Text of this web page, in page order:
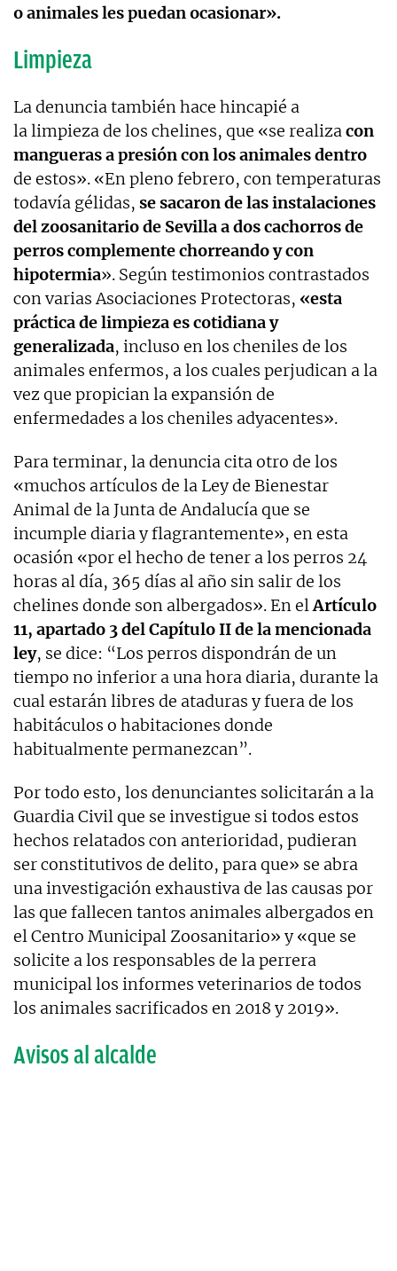
o animales les puedan ocasionar».
Limpieza
La denuncia también hace hincapié a
la limpieza de los chelines, que «se realizacon
mangueras a presión con los animales dentro
de estos». «En pleno febrero, con temperaturas
todavía gélidas, se sacaron de las instalaciones
del zoosanitario de Sevilla a dos cachorros de
perros complemente chorreando y con
hipotermia». Según testimonios contrastados
con varias Asociaciones Protectoras, «esta
práctica de limpieza es cotidiana y
generalizada, incluso en los cheniles de los
animales enfermos, a los cuales perjudican a la
vez que propician la expansión de
enfermedades a los cheniles adyacentes».
Para terminar, la denuncia cita otro de los
«muchos artículos de la Ley de Bienestar
Animal de la Junta de Andalucía que se
incumple diaria y flagrantemente», en esta
ocasión «por el hecho de tener a los perros 24
horas al día, 365 días al año sin salir de los
chelines donde son albergados». En elArtículo
11, apartado 3 del Capítulo II de la mencionada
ley, se dice: “Los perros dispondrán de un
tiempo no inferior a una hora diaria, durante la
cual estarán libres de ataduras y fuera de los
habitáculos o habitaciones donde
habitualmente permanezcan”.
Por todo esto, los denunciantes solicitarán a la
Guardia Civil que se investigue si todos estos
hechos relatados con anterioridad, pudieran
ser constitutivos de delito, para que» se abra
una investigación exhaustiva de las causas por
las que fallecen tantos animales albergados en
el Centro Municipal Zoosanitario» y «que se
solicite a los responsables de la perrera
municipal los informes veterinarios de todos
los animales sacrificados en 2018 y 2019».
Avisos al alcalde